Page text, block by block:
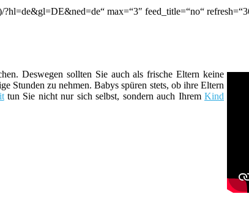
max=“3″ feed_title=“no“
Deswegen sollten Sie auch als frische Eltern keine
Stunden zu nehmen. Babys spüren stets, ob ihre Eltern
tun Sie nicht nur sich selbst, sondern auch IhremKind